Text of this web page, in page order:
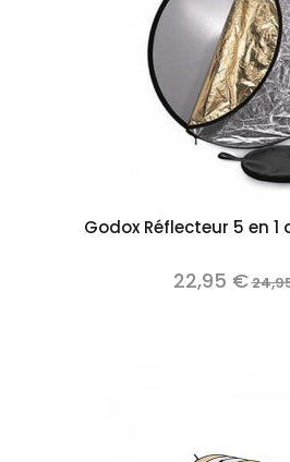
Godox Réflecteur 5 en
22,95 €